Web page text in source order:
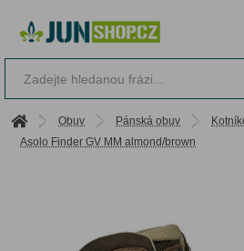
Obuv Pánská obuv
Asolo Finder GV MM almond/brown